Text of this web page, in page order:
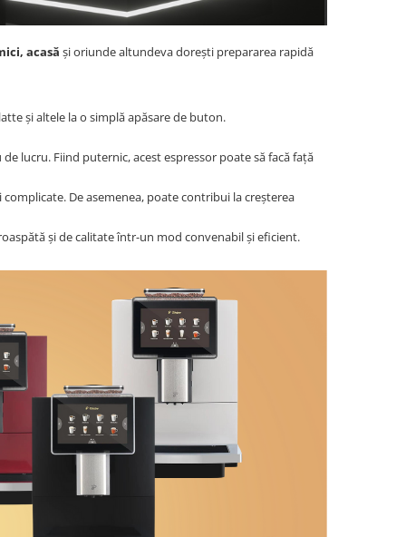
acasă și oriunde altundeva dorești prepararea rapidă
și altele la o simplă apăsare de buton.
lucru. Fiind puternic, acest espressor poate să facă față
De asemenea, poate contribui la creșterea
și de calitate într-un mod convenabil și eficient.